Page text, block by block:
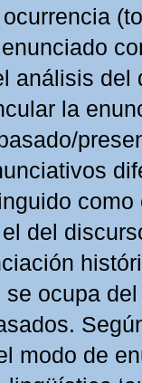
análisis del
la
como
del
ocupa
modo de